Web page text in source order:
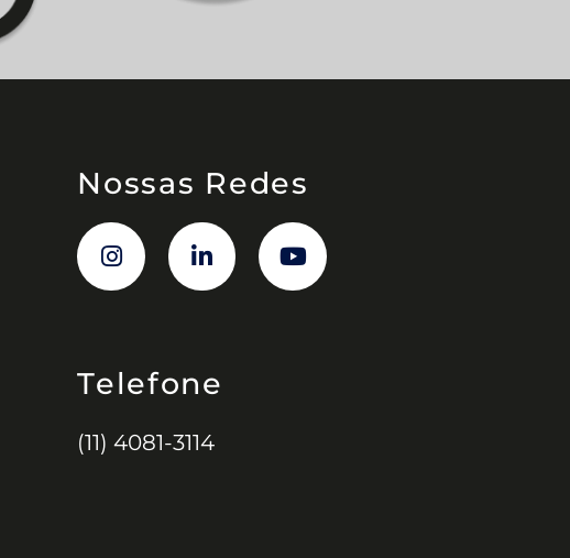
Nossas Redes
Telefone
(11) 4081-3114